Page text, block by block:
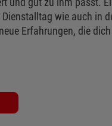
wie auch in
Erfahrungen, die